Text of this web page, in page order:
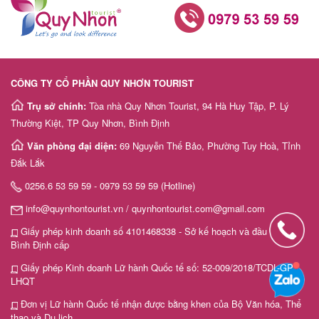
CÔNG TY CỔ PHẦN QUY NHƠN TOURIST
Trụ sở chính: Tòa nhà Quy Nhơn Tourist, 94 Hà Huy Tập, P. Lý
Thường Kiệt, TP Quy Nhơn, Bình Định
Văn phòng đại diện: 69 Nguyễn Thế Bảo, Phường Tuy Hoà, Tỉnh
Đắk Lắk
0256.6 53 59 59 - 0979 53 59 59 (Hotline)
info@quynhontourist.vn / quynhontourist.com@gmail.com
Giấy phép kinh doanh số 4101468338 - Sở kế hoạch và đầu tư tỉnh
Bình Định cấp
Giấy phép Kinh doanh Lữ hành Quốc tế số: 52-009/2018/TCDL-GP
LHQT
Đơn vị Lữ hành Quốc tế nhận được bằng khen của Bộ Văn hóa, Thể